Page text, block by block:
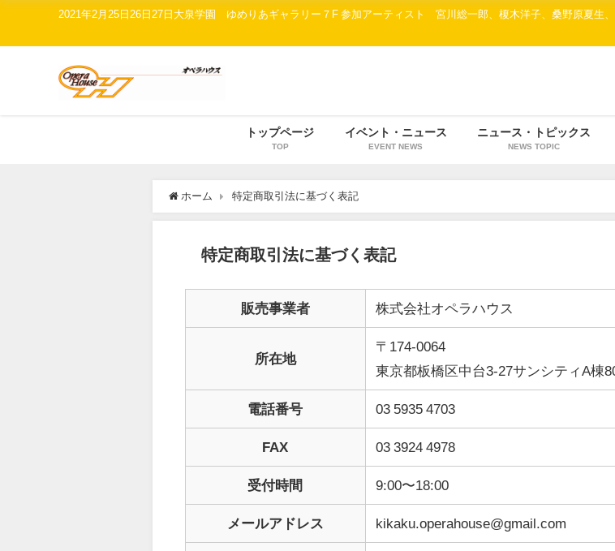
2021年2月25日26日27日大泉学園 ゆめりあギャラリー７F 参加アーティスト 宮川総一郎、榎木洋子、桑野原夏生
トップページ
TOP
イベント・ニュース
EVENT NEWS
ニュース・トピックス
NEWS TOPIC
ホーム 特定商取引法に基づく表記
特定商取引法に基づく表記
販売事業者 株式会社オペラハウス
所在地
〒174-0064
東京都板橋区中台3-27サンシティA棟
電話番号 03 5935 4703
FAX 03 3924 4978
受付時間 9:00〜18:00
メールアドレス kikaku.operahouse@gmail.com